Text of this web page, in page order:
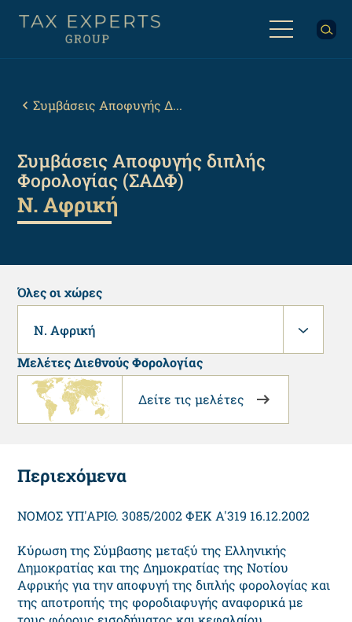
προς
Breadcrumb
Συμβάσεις Αποφυγής Δ...
Συμβάσεις Αποφυγής διπλής
Φορολογίας (ΣΑΔΦ)
Ν. Αφρική
Όλες οι χώρες
Ν. Αφρική
Μελέτες Διεθνούς Φορολογίας
Δείτε τις μελέτες
ΝΟΜΟΣ ΥΠ'ΑΡΙΘ. 3085/2002 ΦΕΚ Α'319 16.12.2002
Κύρωση της Σύμβασης μεταξύ της Ελληνικής
Δημοκρατίας και της Δημοκρατίας της Νοτίου
Αφρικής για την αποφυγή της διπλής φορολογίας και
της αποτροπής της φοροδιαφυγής αναφορικά με
Περιεχόμενα